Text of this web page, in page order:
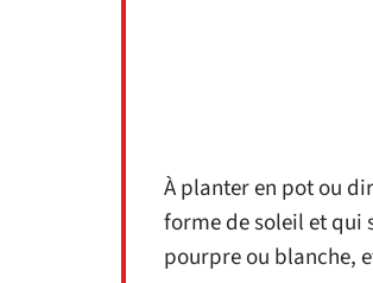
À planter en pot ou
forme de soleil et qui
pourpre ou blanche,